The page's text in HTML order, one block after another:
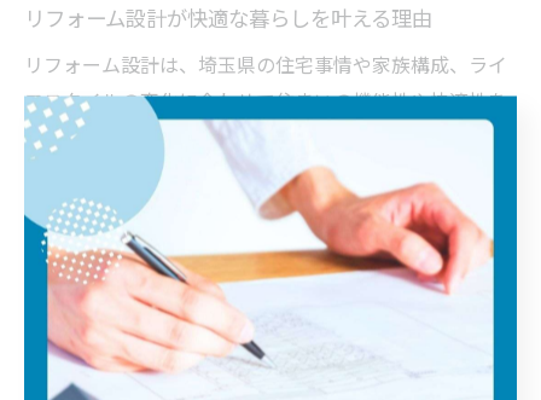
リフォーム設計が快適な暮らしを叶える理由
リフォーム設計は、埼玉県の住宅事情や家族構成、ライ
フスタイルの変化に合わせて住まいの機能性や快適性を
大きく向上させることができる重要なプロセスです。な
ぜなら、既存の空間を最適化し、断熱や耐震、バリアフ
リーなどの性能向上とともに、日常生活の動線や使い勝
手を根本から見直せるからです。
例えば、築年数の経過した住宅では設備の老朽化や間取
りの不便さが課題となりがちですが、リフォーム設計を
丁寧に行うことで、最新の省エネ設備や収納計画を取り